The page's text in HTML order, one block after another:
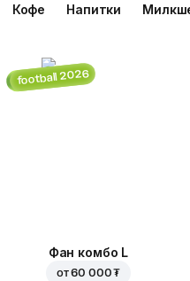
Кофе Напитки
football 2026
Фан комбо L
от60 000 ₮